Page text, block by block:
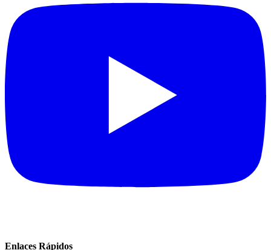
Enlaces Rápidos